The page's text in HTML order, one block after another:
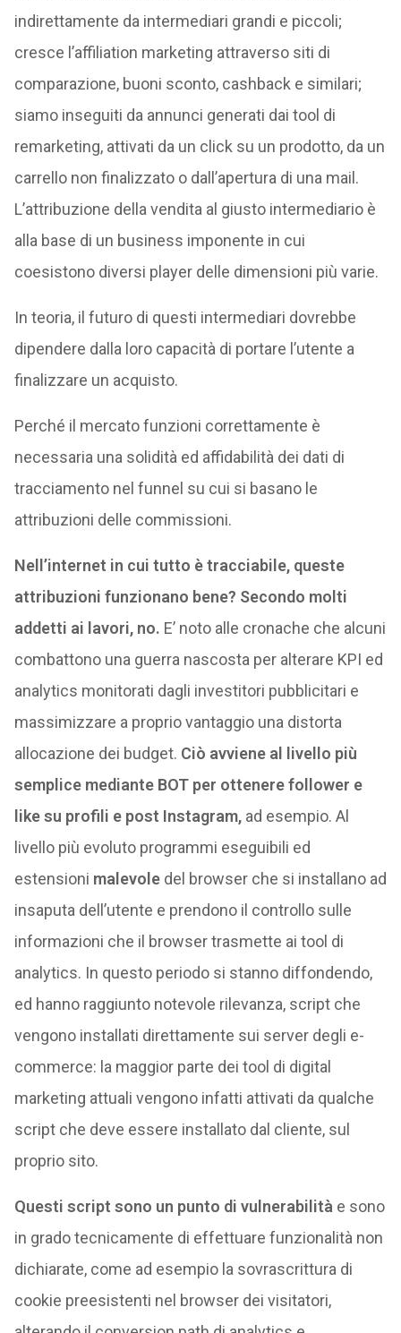
indirettamente da intermediari grandi e piccoli;
cresce l’affiliation marketing attraverso siti di
comparazione, buoni sconto, cashback e similari;
siamo inseguiti da annunci generati dai tool di
remarketing, attivati da un click su un prodotto, da un
carrello non finalizzato o dall’apertura di una mail.
L’attribuzione della vendita al giusto intermediario è
alla base di un business imponente in cui
coesistono diversi player delle dimensioni più varie.
In teoria, il futuro di questi intermediari dovrebbe
dipendere dalla loro capacità di portare l’utente a
finalizzare un acquisto.
Perché il mercato funzioni correttamente è
necessaria una solidità ed affidabilità dei dati di
tracciamento nel funnel su cui si basano le
attribuzioni delle commissioni.
Nell’internet in cui tutto è tracciabile, queste
attribuzioni funzionano bene? Secondo molti
addetti ai lavori, no. E’ noto alle cronache che alcuni
combattono una guerra nascosta per alterare KPI ed
analytics monitorati dagli investitori pubblicitari e
massimizzare a proprio vantaggio una distorta
allocazione dei budget. Ciò avviene al livello più
semplice mediante BOT per ottenere follower e
like su profili e post Instagram,ad esempio. Al
livello più evoluto programmi eseguibili ed
estensioni malevoledel browser che si installano ad
insaputa dell’utente e prendono il controllo sulle
informazioni che il browser trasmette ai tool di
analytics. In questo periodo si stanno diffondendo,
ed hanno raggiunto notevole rilevanza, script che
vengono installati direttamente sui server degli e-
commerce: la maggior parte dei tool di digital
marketing attuali vengono infatti attivati da qualche
script che deve essere installato dal cliente, sul
proprio sito.
Questi script sono un punto di vulnerabilità e sono
in grado tecnicamente di effettuare funzionalità non
dichiarate, come ad esempio la sovrascrittura di
cookie preesistenti nel browser dei visitatori,